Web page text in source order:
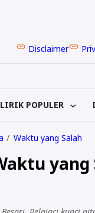
Disclaimer
LIRIK POPULER
Waktu yang Salah
yang